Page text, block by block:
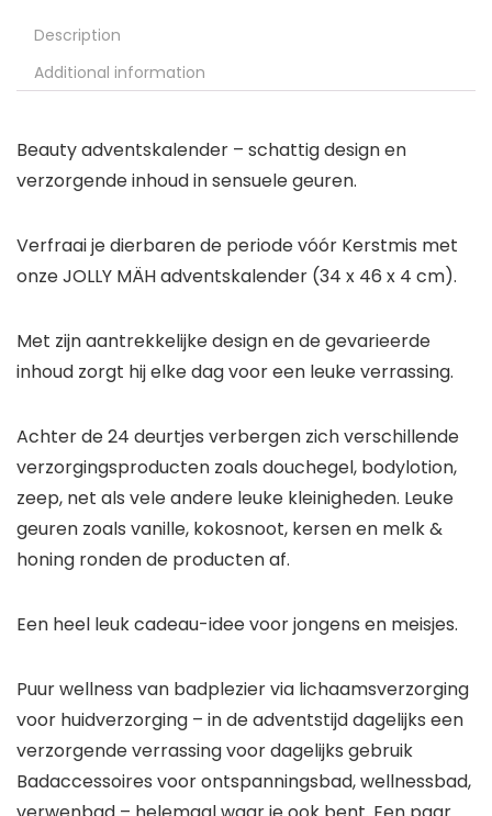
Description
Additional information
Beauty adventskalender – schattig design en
verzorgende inhoud in sensuele geuren.
Verfraai je dierbaren de periode vóór Kerstmis met
onze JOLLY MÄH adventskalender (34 x 46 x 4 cm).
Met zijn aantrekkelijke design en de gevarieerde
inhoud zorgt hij elke dag voor een leuke verrassing.
Achter de 24 deurtjes verbergen zich verschillende
verzorgingsproducten zoals douchegel, bodylotion,
zeep, net als vele andere leuke kleinigheden. Leuke
geuren zoals vanille, kokosnoot, kersen en melk &
honing ronden de producten af.
Een heel leuk cadeau-idee voor jongens en meisjes.
Puur wellness van badplezier via lichaamsverzorging
voor huidverzorging – in de adventstijd dagelijks een
verzorgende verrassing voor dagelijks gebruik
Badaccessoires voor ontspanningsbad, wellnessbad,